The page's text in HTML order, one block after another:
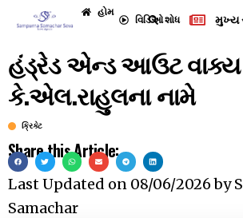
હોમ
વિડિઓશોધ મુખ્ય
હંડ્રેડ એન્ડ આઉટ વાક્ય
કે.એલ.રાહુલના નામે
ક્રિકેટ
Share this Article:
Last Updated on 08/06/2026by
Samachar